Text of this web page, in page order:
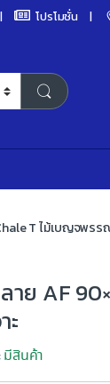
โปรโมชั่น
T ไม้เบญจพรร
าย AF
มีสินค้า